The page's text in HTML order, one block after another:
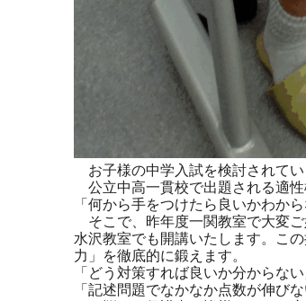
お子様の中学入試を検討されて
公立中高一貫校で出題される適性
「何から手をつけたら良いかわか
そこで、昨年度一関教室で大変ご
水沢教室でも開講いたします。こ
力」を徹底的に鍛えます。
「どう対策すれば良いか分からない
「記述問題でなかなか点数が伸びな